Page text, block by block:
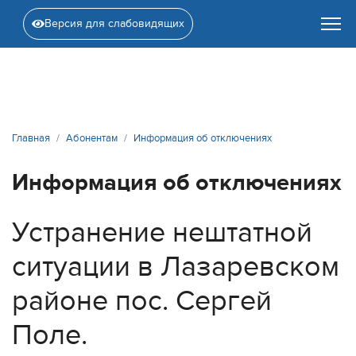
Версия для слабовидящих
Главная Абонентам Информация об отключениях
Информация об отключениях
Устранение нештатной
ситуации в Лазаревском
районе пос. Сергей
Поле.